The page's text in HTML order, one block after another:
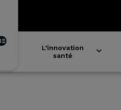
L’innovation
santé